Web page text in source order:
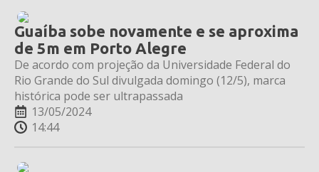
Guaíba sobe novamente e se aproxima
de 5m em Porto Alegre
De acordo com projeção da Universidade Federal do
Rio Grande do Sul divulgada domingo (12/5), marca
histórica pode ser ultrapassada
13/05/2024
14:44